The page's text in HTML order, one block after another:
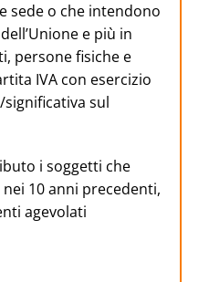
sede o che intendono
e più in
persone fisiche e
IVA con esercizio
sul
i soggetti che
10 anni precedenti,
agevolati